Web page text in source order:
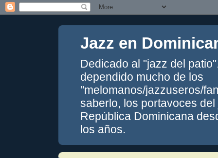
Jazz en
Dedicado al "jazz del
dependido mucho de los
"melomanos/jazzuseros/
saberlo, los portavoces
República Dominicana
los años.